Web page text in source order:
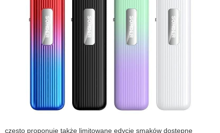
często proponuje także limitowane edycje smaków dostępne